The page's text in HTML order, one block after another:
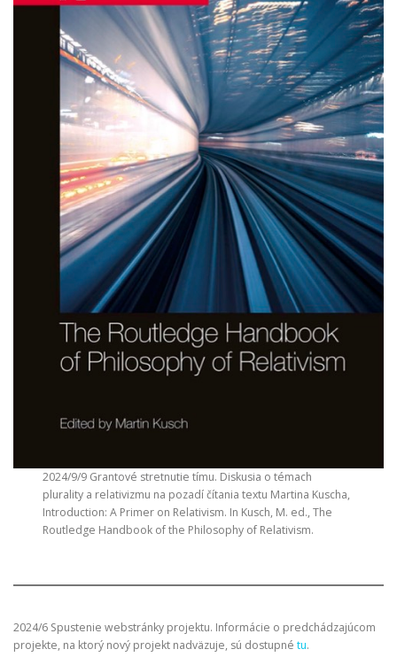
2024/9/9 Grantové stretnutie tímu. Diskusia o témach
plurality a relativizmu na pozadí čítania textu Martina Kuscha,
Introduction: A Primer on Relativism. In Kusch, M. ed., The
Routledge Handbook of the Philosophy of Relativism.
2024/6 Spustenie webstránky projektu. Informácie o predchádzajúcom
projekte, na ktorý nový projekt nadväzuje, sú dostupné tu.